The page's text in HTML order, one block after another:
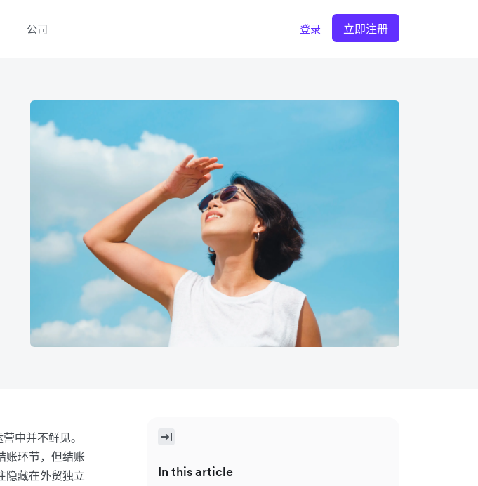
公司 登录 立即注册
中并不鲜见。
账环节，但结账
隐藏在外贸独立
In this article
手机右上角分享
手机右上角分享